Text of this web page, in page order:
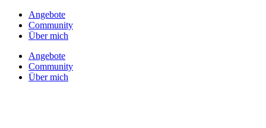
Angebote
Community
Über mich
Angebote
Community
Über mich